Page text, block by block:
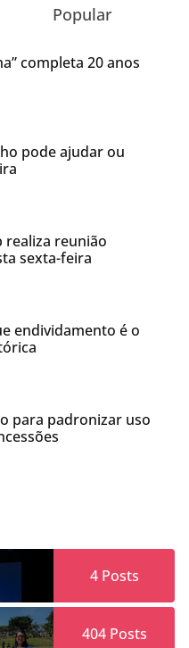
Popular
completa 20 anos
pode ajudar ou
realiza reunião
sexta-feira
endividamento é o
para padronizar uso
4Posts
404Posts